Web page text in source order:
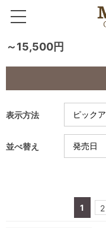
～15,500円
表示方法
並べ替え
1
2